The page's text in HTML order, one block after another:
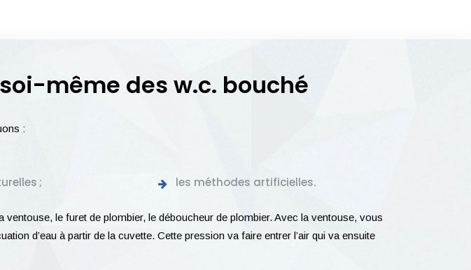
même des w.c. bouché
:
; les méthodes artificielles.
ventouse, le furet de plombier, le déboucheur de plombier. Avec la ventouse, vous
d’eau à partir de la cuvette. Cette pression va faire entrer l’air qui va ensuite